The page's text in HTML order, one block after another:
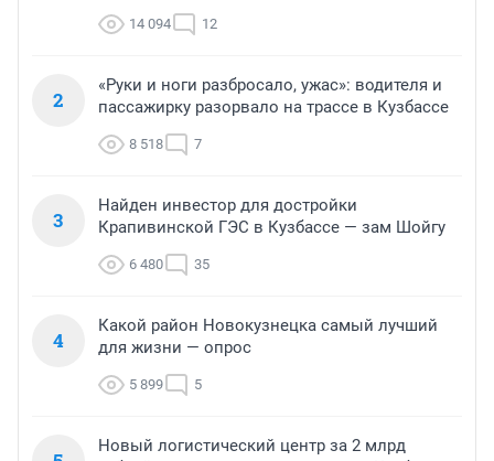
14 094 12
2
«Руки и ноги разбросало, ужас»: водителя и
пассажирку разорвало на трассе в Кузбассе
8 518 7
3
Найден инвестор для достройки
Крапивинской ГЭС в Кузбассе — зам Шойгу
6 480 35
4
Какой район Новокузнецка самый лучший
для жизни — опрос
5 899 5
Новый логистический центр за 2 млрд